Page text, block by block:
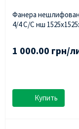
Фанера
4/4 С/С нш
1 000.00 грн/
Купить